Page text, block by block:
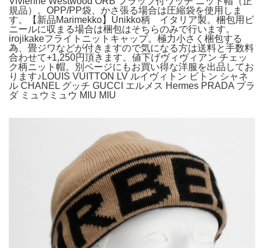
規品）。OPP/PP袋、かさ張る場合は圧縮袋を使用しま
す。【新品Marimekko】Unikko柄 イタリア製。梱包用ビ
ニールに収まる場合は梱包はそちらのみで行います。
irojikakeフライトニットキャップ。極力小さく梱包する
為、畳ジワなどが付きますので気になる方は送料と手数料
合わせて+1,250円頂きます。値下げヴィヴィアン チェッ
ク柄ニット帽。別ページにもお買い得な洋服を出品してお
ります♪LOUIS VUITTON LV ルイヴィトン ビトン シャネ
ル CHANEL グッチ GUCCI エルメス Hermes PRADA プラ
ダ ミュウミュウ MIU MIU